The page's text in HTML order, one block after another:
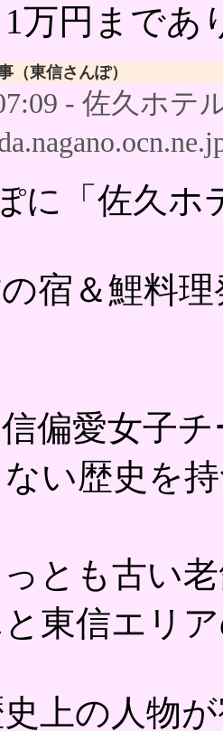
万円まであ
（東信さんぽ）
- 佐久ホテ
に「佐久ホ
宿＆鯉料
信偏愛女子
い歴史を
とも古い
東信エリ
上の人物